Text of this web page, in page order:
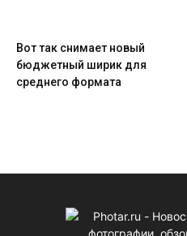
Вот так снимает новый
бюджетный ширик для
среднего формата